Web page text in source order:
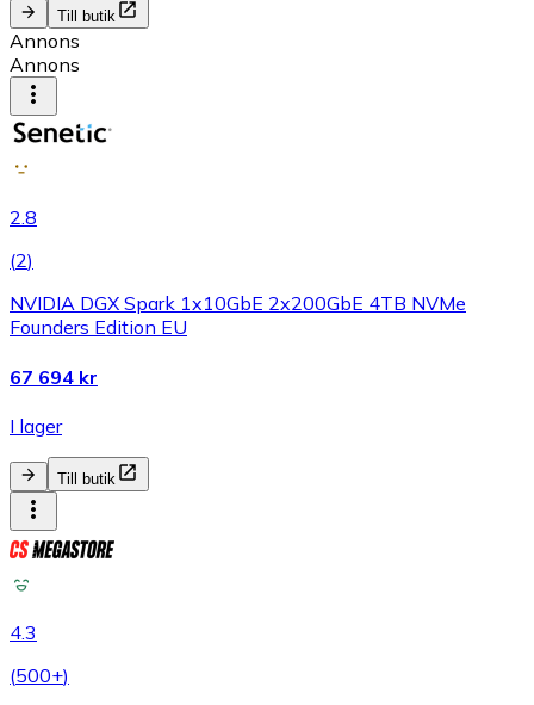
Till butik
Annons
Annons
2.8
(2)
NVIDIA DGX Spark 1x10GbE 2x200GbE 4TB NVMe
Founders Edition EU
67 694 kr
I lager
Till butik
4.3
(500+)